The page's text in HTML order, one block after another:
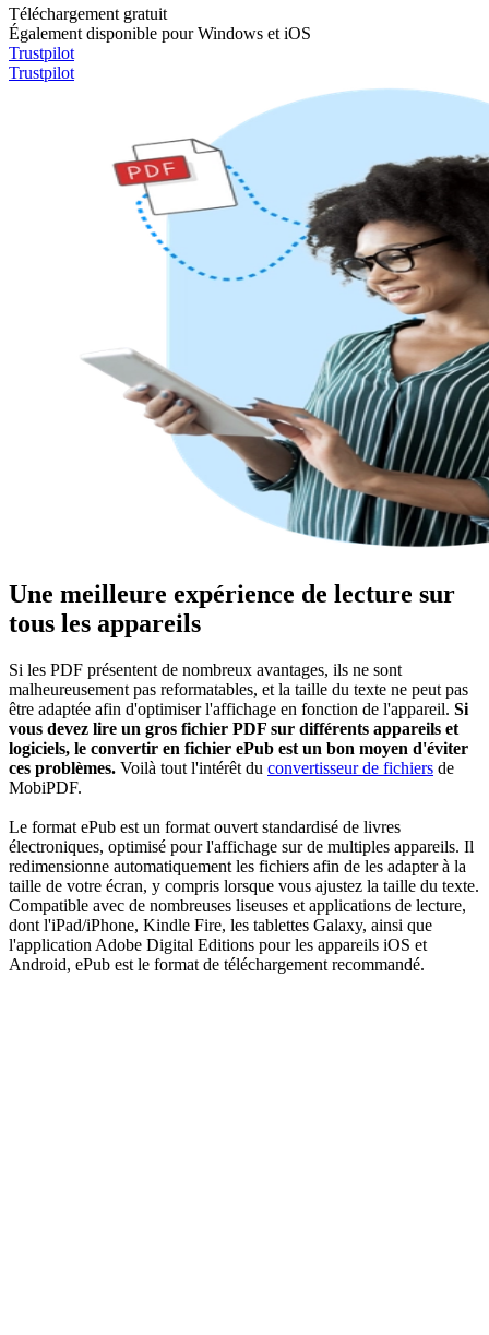
Téléchargement gratuit
Également disponible pour Windows et iOS
Trustpilot
Trustpilot
Une meilleure expérience de lecture sur
tous les appareils
Si les PDF présentent de nombreux avantages, ils ne sont
malheureusement pas reformatables, et la taille du texte ne peut pas
être adaptée afin d'optimiser l'affichage en fonction de l'appareil. Si
vous devez lire un gros fichier PDF sur différents appareils et
logiciels, le convertir en fichier ePub est un bon moyen d'éviter
ces problèmes. Voilà tout l'intérêt du convertisseur de fichiers de
MobiPDF.
Le format ePub est un format ouvert standardisé de livres
électroniques, optimisé pour l'affichage sur de multiples appareils. Il
redimensionne automatiquement les fichiers afin de les adapter à la
taille de votre écran, y compris lorsque vous ajustez la taille du texte.
Compatible avec de nombreuses liseuses et applications de lecture,
dont l'iPad/iPhone, Kindle Fire, les tablettes Galaxy, ainsi que
l'application Adobe Digital Editions pour les appareils iOS et
Android, ePub est le format de téléchargement recommandé.